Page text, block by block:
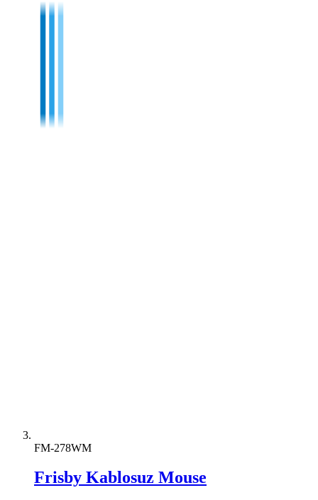
FM-278WM
Frisby Kablosuz Mouse